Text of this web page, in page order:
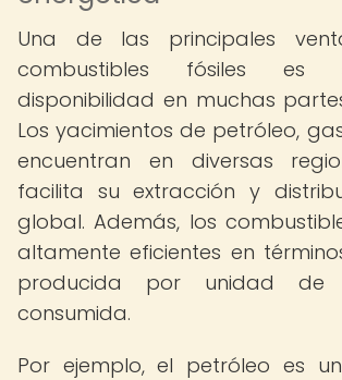
Una de las principales
combustibles fósiles es
disponibilidad en muchas
Los yacimientos de petróleo,
encuentran en diversas
facilita su extracción y
global. Además, los
altamente eficientes en
producida por unidad de
consumida.
Por ejemplo, el petróleo es